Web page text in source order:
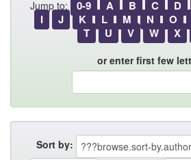
Jump to: 0-9 A B C D
I
J K L M N O
T
U V W X
or enter first few
Sort by: